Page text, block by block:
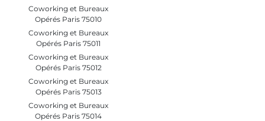
Coworking et Bureaux
Opérés Paris 75010
Coworking et Bureaux
Opérés Paris 75011
Coworking et Bureaux
Opérés Paris 75012
Coworking et Bureaux
Opérés Paris 75013
Coworking et Bureaux
Opérés Paris 75014